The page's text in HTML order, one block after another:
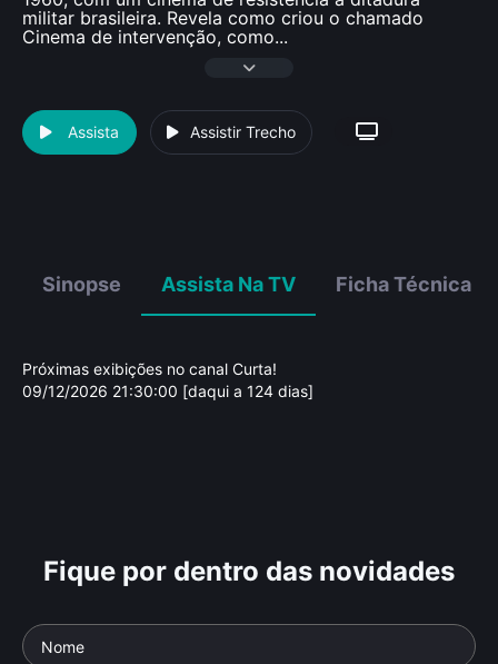
militar brasileira. Revela como criou o chamado
Cinema de intervenção, como...
Assista Assistir Trecho
Sinopse Assista Na TV Ficha Técnica
Próximas exibições no canal Curta!
09/12/2026 21:30:00 [daqui a 124 dias]
Fique por dentro das novidades